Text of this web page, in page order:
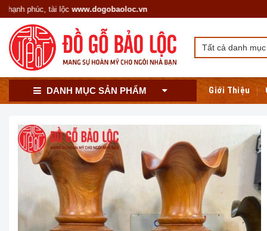
Skip
content
tài lộc www.dogobaoloc.vn
DANH MỤC SẢN PHẨM Giới Thiệu